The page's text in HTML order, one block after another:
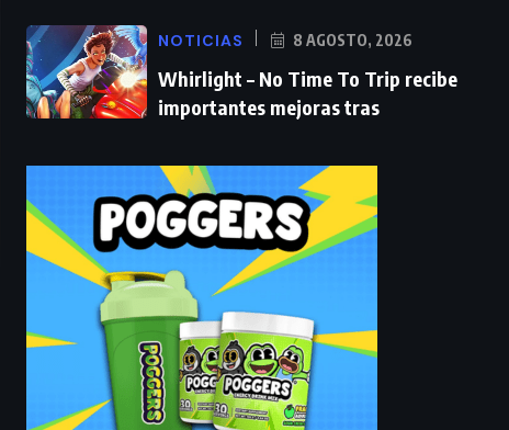
NOTICIAS 8 AGOSTO, 2026
Whirlight – No Time To Trip recibe
importantes mejoras tras